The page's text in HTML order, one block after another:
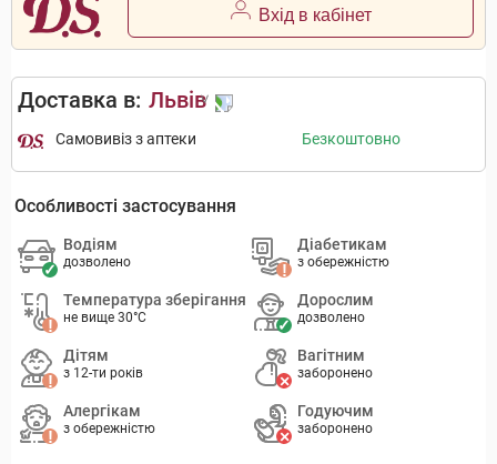
Вхід в кабінет
Доставка в: Львів
Самовивіз з аптеки Безкоштовно
Особливості застосування
Водіям
дозволено
Діабетикам
з обережністю
Температура зберігання
не вище 30°C
Дорослим
дозволено
Дітям
з 12-ти років
Вагітним
заборонено
Алергікам
з обережністю
Годуючим
заборонено